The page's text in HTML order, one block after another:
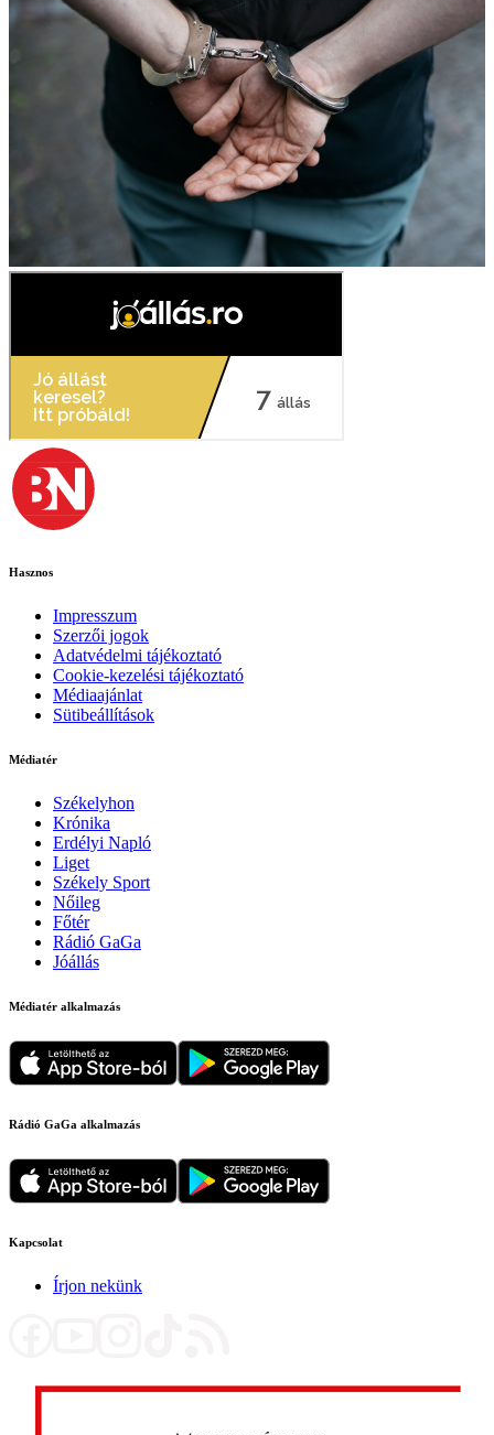
Hasznos
Impresszum
Szerzői jogok
Adatvédelmi tájékoztató
Cookie-kezelési tájékoztató
Médiaajánlat
Sütibeállítások
Médiatér
Székelyhon
Krónika
Erdélyi Napló
Liget
Székely Sport
Nőileg
Főtér
Rádió GaGa
Jóállás
Médiatér alkalmazás
Rádió GaGa alkalmazás
Kapcsolat
Írjon nekünk